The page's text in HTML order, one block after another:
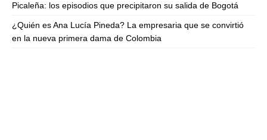
Picaleña: los episodios que precipitaron su salida de Bogotá
¿Quién es Ana Lucía Pineda? La empresaria que se convirtió
en la nueva primera dama de Colombia